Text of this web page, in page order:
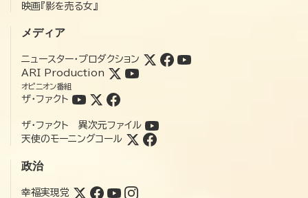
映画『影を売る女』
メディア
ニュースター・プロダクション
ARI Production
オピニオン番組
ザ・ファクト
ザ・ファクト 異次元ファイル
天使のモーニングコール
政治
幸福実現党